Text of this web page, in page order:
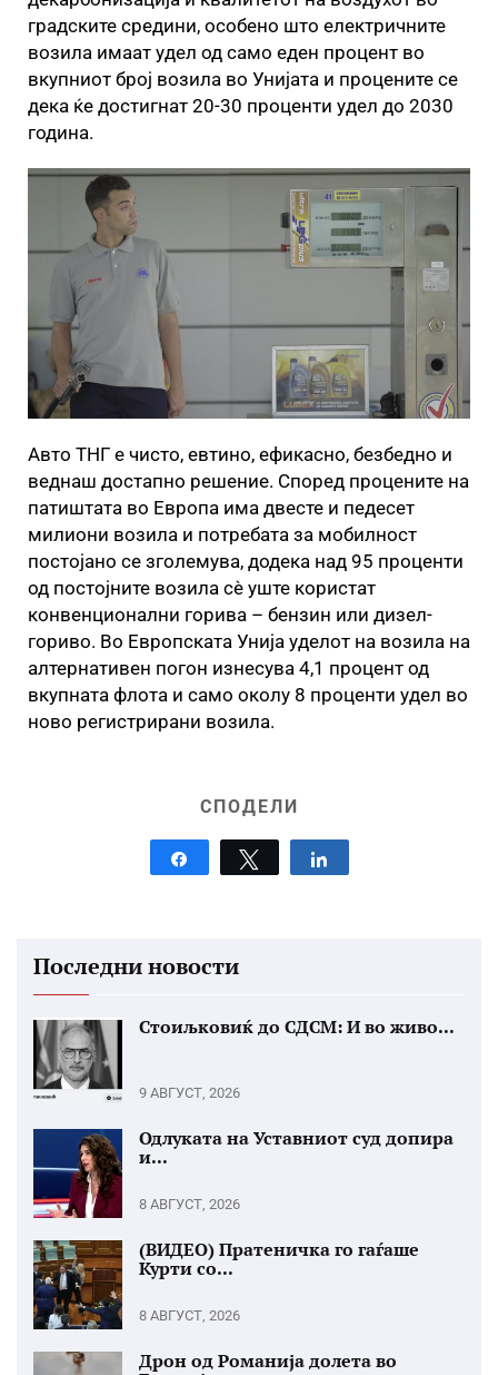
градските средини, особено што електричните
возила имаат удел од само еден процент во
вкупниот број возила во Унијата и процените се
дека ќе достигнат 20-30 проценти удел до 2030
година.
Авто ТНГ е чисто, евтино, ефикасно, безбедно и
веднаш достапно решение. Според процените на
патиштата во Европа има двесте и педесет
милиони возила и потребата за мобилност
постојано се зголемува, додека над 95 проценти
од постојните возила сѐ уште користат
конвенционални горива – бензин или дизел-
гориво. Во Европската Унија уделот на возила на
алтернативен погон изнесува 4,1 процент од
вкупната флота и само околу 8 проценти удел во
ново регистрирани возила.
СПОДЕЛИ
Tweet
Последни новости
Стоиљковиќ до СДСМ: И во живо...
9 АВГУСТ, 2026
Одлуката на Уставниот суд допира
и...
8 АВГУСТ, 2026
(ВИДЕО) Пратеничка го гаѓаше
Курти со...
8 АВГУСТ, 2026
Дрон од Романија долета во